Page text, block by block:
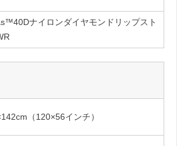
ナイロンダイヤモンドリップスト
（120×56インチ）